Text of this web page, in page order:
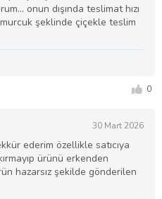
onun dışında teslimat hızı
şeklinde çiçekle teslim
0
30 Mart 2026
ederim özellikle satıcıya
ürünü erkenden
hazarsız şekilde gönderilen